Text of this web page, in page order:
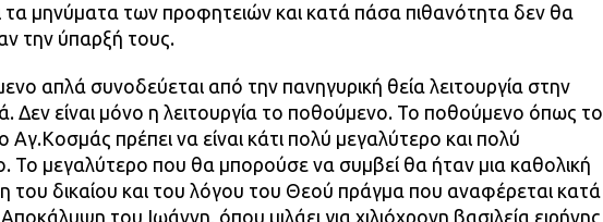
τα μηνύματα των προφητειών και κατά πάσα πιθανότητα δεν θα
την ύπαρξή τους.
απλά συνοδεύεται από την πανηγυρική θεία λειτουργία στην
Δεν είναι μόνο η λειτουργία το ποθούμενο. Το ποθούμενο όπως το
Αγ.Κοσμάς πρέπει να είναι κάτι πολύ μεγαλύτερο και πολύ
Το μεγαλύτερο που θα μπορούσε να συμβεί θα ήταν μια καθολική
του δικαίου και του λόγου του Θεού πράγμα που αναφέρεται κατά
του Ιωάννη, όπου μιλάει για χιλιόχρονη βασιλεία ειρήνης